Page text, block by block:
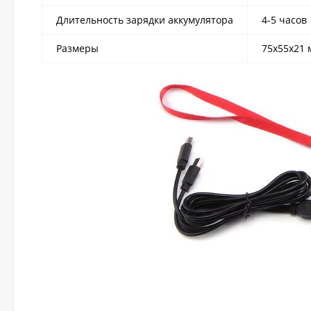
Длительность зарядки аккумулятора 4-5 часов
Размеры 75х55х21